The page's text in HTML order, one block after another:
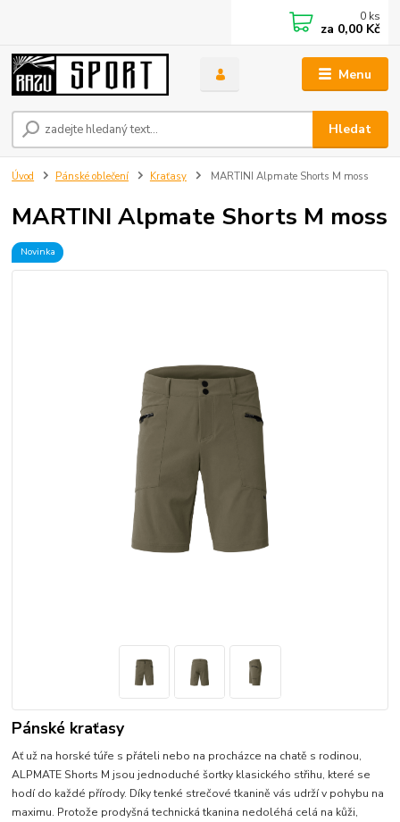
Menu
Hledat
0 ks
za 0,00 Kč
Úvod Pánské oblečení Kraťasy MARTINI Alpmate Shorts M moss
MARTINI Alpmate Shorts M moss
Novinka
Pánské kraťasy
Ať už na horské túře s přáteli nebo na procházce na chatě s rodinou,
ALPMATE Shorts M jsou jednoduché šortky klasického střihu, které se
hodí do každé přírody. Díky tenké strečové tkanině vás udrží v pohybu na
maximu. Protože prodyšná technická tkanina nedoléhá celá na kůži,